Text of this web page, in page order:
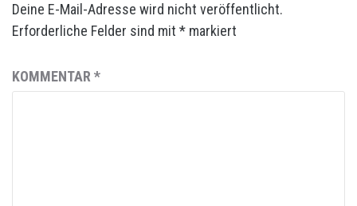
Deine E-Mail-Adresse wird nicht veröffentlicht.
Erforderliche Felder sind mit * markiert
KOMMENTAR *